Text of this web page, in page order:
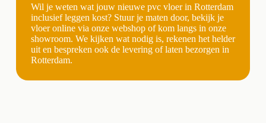
Wil je weten wat jouw nieuwe pvc vloer in Rotterdam
inclusief leggen kost? Stuur je maten door, bekijk je
vloer online via onze webshop of kom langs in onze
showroom. We kijken wat nodig is, rekenen het helder
uit en bespreken ook de levering of laten bezorgen in
Rotterdam.